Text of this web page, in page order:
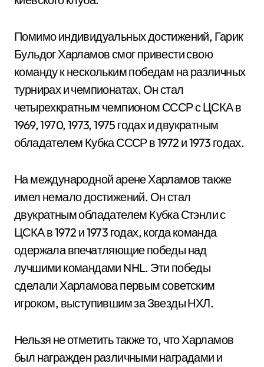
Помимо индивидуальных достижений, Гарик
Бульдог Харламов смог привести свою
команду к нескольким победам на различных
турнирах и чемпионатах. Он стал
четырехкратным чемпионом СССР с ЦСКА в
1969, 1970, 1973, 1975 годах и двукратным
обладателем Кубка СССР в 1972 и 1973 годах.
На международной арене Харламов также
имел немало достижений. Он стал
двукратным обладателем Кубка Стэнли с
ЦСКА в 1972 и 1973 годах, когда команда
одержала впечатляющие победы над
лучшими командами NHL. Эти победы
сделали Харламова первым советским
игроком, выступившим за Звезды НХЛ.
Нельзя не отметить также то, что Харламов
был награжден различными наградами и